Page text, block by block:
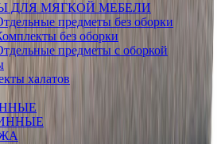
ДЛЯ МЯГКОЙ МЕБЕЛИ
предметы без оборки
без оборки
предметы с оборкой
халатов